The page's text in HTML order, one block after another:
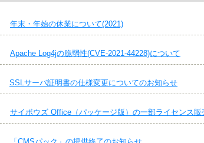
年末・年始の休業について(2021)
Apache Log4jの脆弱性(CVE-2021-44228)について
SSLサーバ証明書の仕様変更についてのお知らせ
サイボウズ Office（パッケージ版）の一部ライセンス